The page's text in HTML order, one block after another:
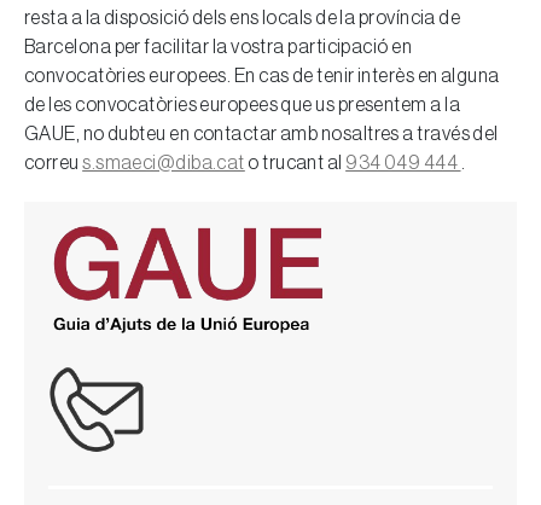
resta a la disposició dels ens locals de la província de
Barcelona per facilitar la vostra participació en
convocatòries europees. En cas de tenir interès en alguna
de les convocatòries europees que us presentem a la
GAUE, no dubteu en contactar amb nosaltres a través del
correus.smaeci@diba.cat o trucant al 934 049 444